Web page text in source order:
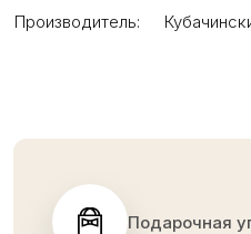
Производитель:
Подарочная